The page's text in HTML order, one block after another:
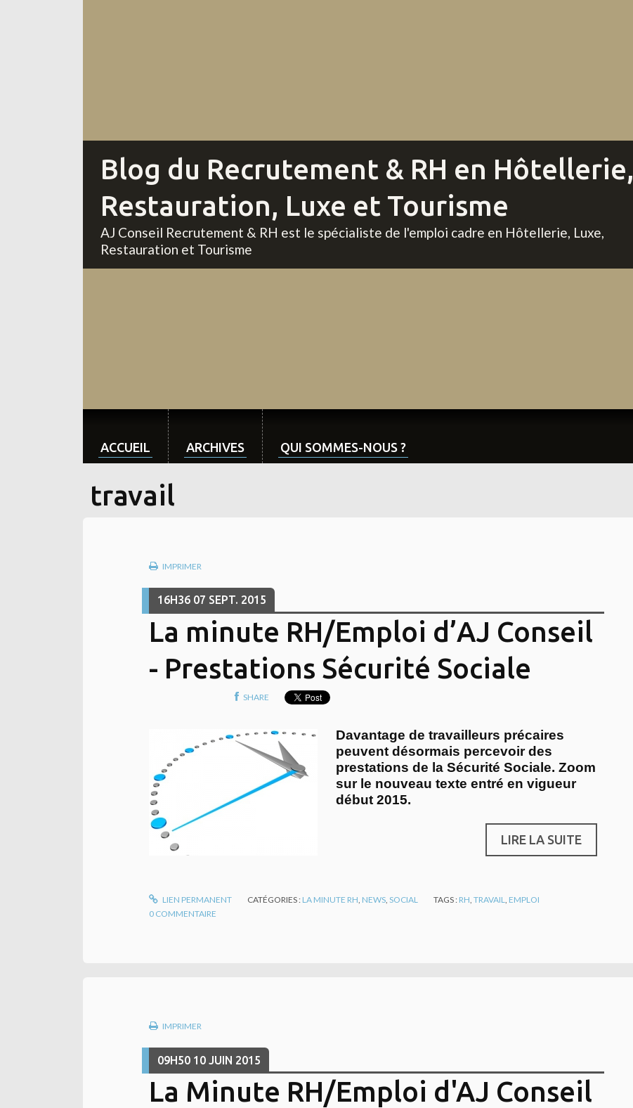
Blog du Recrutement & RH en Hôtellerie,
Restauration, Luxe et Tourisme
AJ Conseil Recrutement & RH est le spécialiste de l'emploi cadre en Hôtellerie, Luxe,
Restauration et Tourisme
ACCUEIL ARCHIVES QUI SOMMES-NOUS ?
travail
IMPRIMER
16H36 07 SEPT. 2015
La minute RH/Emploi d’AJ Conseil
- Prestations Sécurité Sociale
SHARE
Davantage de travailleurs précaires
peuvent désormais percevoir des
prestations de la Sécurité Sociale. Zoom
sur le nouveau texte entré en vigueur
début 2015.
LIRE LA SUITE
LIEN PERMANENT CATÉGORIES : LA MINUTE RH, NEWS,SOCIAL TAGS : RH,TRAVAIL, EMPLOI
0 COMMENTAIRE
IMPRIMER
09H50 10 JUIN 2015
La Minute RH/Emploi d'AJ Conseil